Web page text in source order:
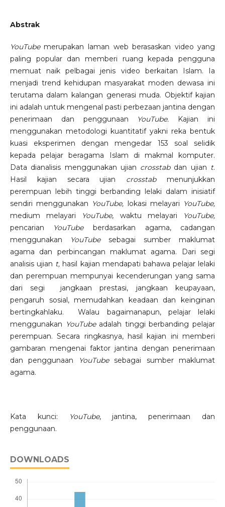
Abstrak
YouTubemerupakan laman web berasaskan video yang
paling popular dan memberi ruang kepada pengguna
memuat naik pelbagai jenis video berkaitan Islam. Ia
menjadi trend kehidupan masyarakat moden dewasa ini
terutama dalam kalangan generasi muda. Objektif kajian
ini adalah untuk mengenal pasti perbezaan jantina dengan
penerimaan dan penggunaan YouTube. Kajian ini
menggunakan metodologi kuantitatif yakni reka bentuk
kuasi eksperimen dengan mengedar 153 soal selidik
kepada pelajar beragama Islam di makmal komputer.
Data dianalisis menggunakan ujian crosstabdan ujian t.
Hasil kajian secara ujian crosstabmenunjukkan
perempuan lebih tinggi berbanding lelaki dalam inisiatif
sendiri menggunakan YouTube, lokasi melayari YouTube,
medium melayari YouTube, waktu melayari
YouTube,
pencarian YouTubeberdasarkan agama, cadangan
menggunakan
YouTubesebagai sumber maklumat
agama dan perbincangan maklumat agama. Dari segi
analisis ujian t, hasil kajian mendapati bahawa pelajar lelaki
dan perempuan mempunyai kecenderungan yang sama
dari segi jangkaan prestasi, jangkaan keupayaan,
pengaruh sosial, memudahkan keadaan dan keinginan
bertingkahlaku. Walau bagaimanapun, pelajar lelaki
menggunakan YouTube adalah tinggi berbanding pelajar
perempuan. Secara ringkasnya, hasil kajian ini memberi
gambaran mengenai faktor jantina dengan penerimaan
dan penggunaan
YouTubesebagai sumber maklumat
agama.
Kata kunci: YouTube, jantina, penerimaan dan
penggunaan.
DOWNLOADS